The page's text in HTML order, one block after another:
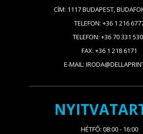
CÍM: 1117 BUDAPEST,
TELEFON: +36 1 216
TELEFON: +36 70 331
FAX: +36 1 218 6171
E-MAIL:
HÉTFŐ: 08:00 - 16:00